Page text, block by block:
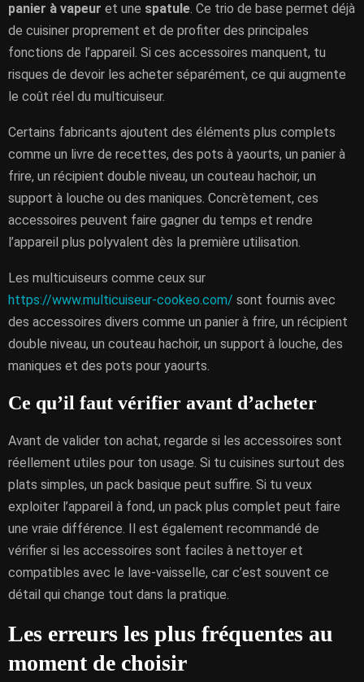
panier à vapeur et une spatule. Ce trio de base permet déjà
de cuisiner proprement et de profiter des principales
fonctions de l’appareil. Si ces accessoires manquent, tu
risques de devoir les acheter séparément, ce qui augmente
le coût réel du multicuiseur.
Certains fabricants ajoutent des éléments plus complets
comme un livre de recettes, des pots à yaourts, un panier à
frire, un récipient double niveau, un couteau hachoir, un
support à louche ou des maniques. Concrètement, ces
accessoires peuvent faire gagner du temps et rendre
l’appareil plus polyvalent dès la première utilisation.
Les multicuiseurs comme ceux sur
https://www.multicuiseur-cookeo.com/ sont fournis avec
des accessoires divers comme un panier à frire, un récipient
double niveau, un couteau hachoir, un support à louche, des
maniques et des pots pour yaourts.
Ce qu’il faut vérifier avant d’acheter
Avant de valider ton achat, regarde si les accessoires sont
réellement utiles pour ton usage. Si tu cuisines surtout des
plats simples, un pack basique peut suffire. Si tu veux
exploiter l’appareil à fond, un pack plus complet peut faire
une vraie différence. Il est également recommandé de
vérifier si les accessoires sont faciles à nettoyer et
compatibles avec le lave-vaisselle, car c’est souvent ce
détail qui change tout dans la pratique.
Les erreurs les plus fréquentes au
moment de choisir